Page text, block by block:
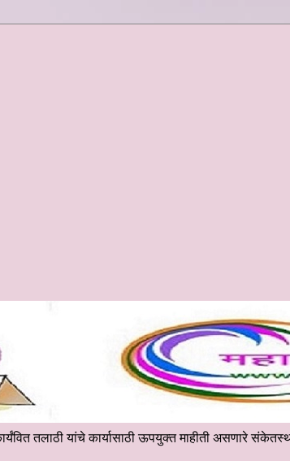
कार्यंवित तलाठी यांचे कार्यासाठी ऊपयुक्त माहीती